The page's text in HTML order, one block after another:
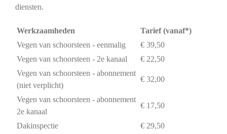
diensten.
Werkzaamheden
Tarief (vanaf*)
Vegen van schoorsteen - eenmalig
€ 39,50
Vegen van schoorsteen - 2e kanaal
€ 22,50
Vegen van schoorsteen - abonnement
(niet verplicht)
€ 32,00
Vegen van schoorsteen - abonnement
2e kanaal
€ 17,50
Dakinspectie
€ 29,50